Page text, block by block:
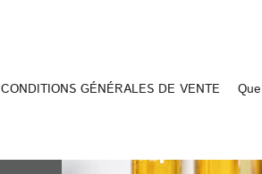
CONDITIONS GÉNÉRALES DE VENTE